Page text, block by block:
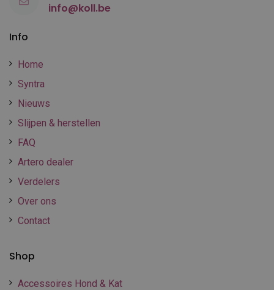
Info
Home
Syntra
Nieuws
Slijpen & herstellen
FAQ
Artero dealer
Verdelers
Over ons
Contact
Shop
Accessoires Hond & Kat
info@koll.be